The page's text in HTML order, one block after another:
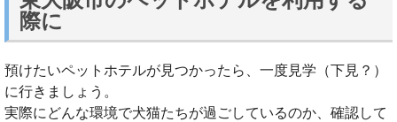
際に
預けたいペットホテルが見つかったら、一度見学（下見？）
に行きましょう。
実際にどんな環境で犬猫たちが過ごしているのか、確認して